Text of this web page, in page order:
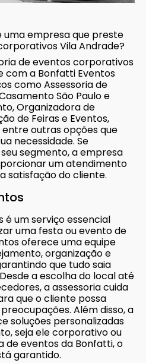
empresa que preste
Vila Andrade?
de eventos corporativos
com a Bonfatti Eventos
como Assessoria de
São Paulo e
Organizadora de
de Feiras e Eventos,
outras opções que
necessidade. Se
segmento, a empresa
um atendimento
satisfação do cliente.
é um serviço essencial
uma festa ou evento de
oferece uma equipe
organização e
que tudo saia
a escolha do local até
a assessoria cuida
que o cliente possa
Além disso, a
soluções personalizadas
seja ele corporativo ou
de eventos da Bonfatti, o
garantido.